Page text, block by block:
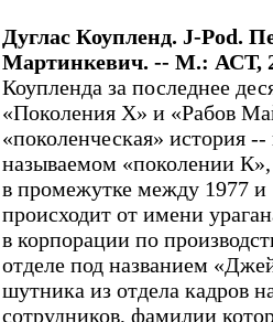
Дуглас Коупленд. J-Pod.
Мартинкевич. -- М.: АСТ,
Коупленда за последнее
«Поколения Х» и «Рабов
«поколенческая» история --
называемом «поколении
в промежутке между 1977 и
происходит от имени
в корпорации по
отделе под названием
шутника из отдела кадров
сотрудников, фамилии